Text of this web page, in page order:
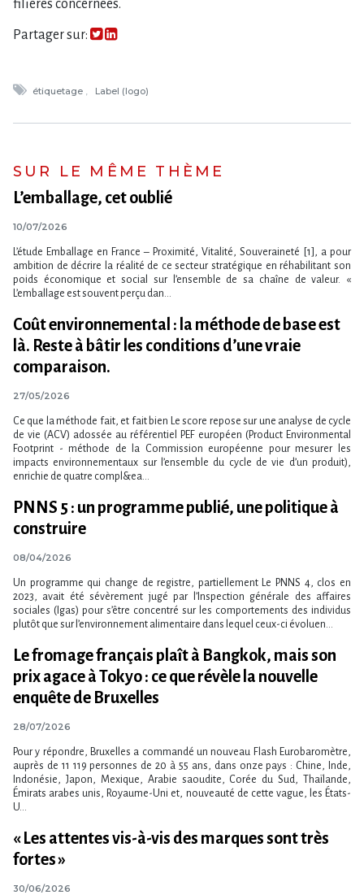
filières concernées.
Partager sur:
étiquetage Label (logo)
SUR LE MÊME THÈME
L​‌’emballage, cet oublié
10/07/2026
L’étude Emballage en France – Proximité, Vitalité, Souveraineté [1], a pour
ambition de décrire la réalité de ce secteur stratégique en réhabilitant son
poids économique et social sur l’ensemble de sa chaîne de valeur. «
L’emballage est souvent perçu dan...
Coût environnemental : la méthode de base est
là. Reste à bâtir les conditions d​‌’une vraie
comparaison.
27/05/2026
Ce que la méthode fait, et fait bien Le score repose sur une analyse de cycle
de vie (ACV) adossée au référentiel PEF européen (Product Environmental
Footprint - méthode de la Commission européenne pour mesurer les
impacts environnementaux sur l​‌’ensemble du cycle de vie d​‌’un produit),
enrichie de quatre compl&ea...
PNNS 5 : un programme publié, une politique à
construire
08/04/2026
Un programme qui change de registre, partiellement Le PNNS 4, clos en
2023, avait été sévèrement jugé par l​‌’Inspection générale des affaires
sociales (Igas) pour s​‌’être concentré sur les comportements des individus
plutôt que sur l​‌’environnement alimentaire dans lequel ceux-ci évoluen...
Le fromage français plaît à Bangkok, mais son
prix agace à Tokyo : ce que révèle la nouvelle
enquête de Bruxelles
28/07/2026
Pour y répondre, Bruxelles a commandé un nouveau Flash Eurobaromètre,
auprès de 11 119 personnes de 20 à 55 ans, dans onze pays : Chine, Inde,
Indonésie, Japon, Mexique, Arabie saoudite, Corée du Sud, Thaïlande,
Émirats arabes unis, Royaume-Uni et, nouveauté de cette vague, les États-
U...
« Les attentes vis-à-vis des marques sont très
fortes »
30/06/2026